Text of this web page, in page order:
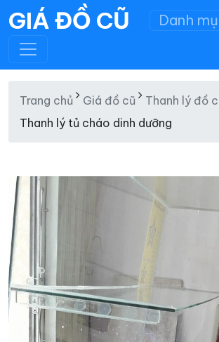
GIÁ ĐỒ CŨ Danh
Trang chủ Giá đồ cũ
Thanh lý đồ
Thanh lý tủ cháo dinh dưỡng